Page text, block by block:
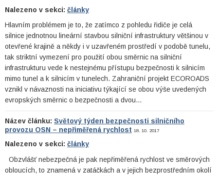
Nalezeno v sekci: články
Hlavním problémem je to, že zatímco z pohledu řidiče je celá
silnice jednotnou lineární stavbou silniční infrastruktury většinou v
otevřené krajině a někdy i v uzavřeném prostředí v podobě tunelu,
tak striktní vymezení pro použití obou směrnic na silniční
infrastrukturu vede k nestejnému přístupu bezpečnosti k silnicím
mimo tunel a k silnicím v tunelech. Zahraniční projekt ECOROADS
vznikl v návaznosti na iniciativu týkající se obou výše uvedených
evropských směrnic o bezpečnosti a dvou…
Název článku: Světový týden bezpečnosti silničního
provozu OSN – nepřiměřená rychlost 18. 10. 2017
Nalezeno v sekci: články
Obzvlášť nebezpečná je pak nepřiměřená rychlost ve směrových
obloucích, to znamená v zatáčkách a v jejich bezprostředním okolí